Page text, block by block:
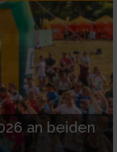
an beiden